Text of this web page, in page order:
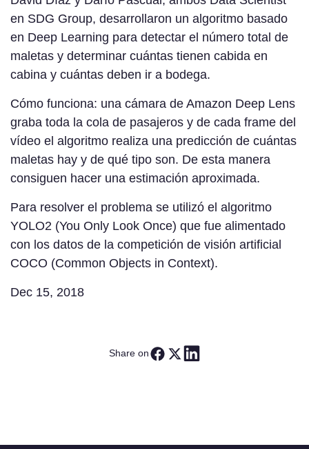
en SDG Group, desarrollaron un algoritmo basado
en Deep Learning para detectar el número total de
maletas y determinar cuántas tienen cabida en
cabina y cuántas deben ir a bodega.
Cómo funciona: una cámara de Amazon Deep Lens
graba toda la cola de pasajeros y de cada frame del
vídeo el algoritmo realiza una predicción de cuántas
maletas hay y de qué tipo son. De esta manera
consiguen hacer una estimación aproximada.
Para resolver el problema se utilizó el algoritmo
YOLO2 (You Only Look Once) que fue alimentado
con los datos de la competición de visión artificial
COCO (Common Objects in Context).
Dec 15, 2018
Share on